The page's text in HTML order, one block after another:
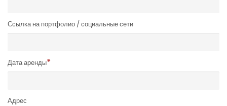
Ссылка на портфолио / социальные сети
Дата аренды
Адрес